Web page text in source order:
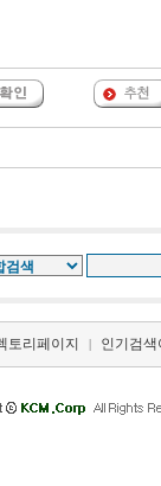
토리페이지 | 인기검색